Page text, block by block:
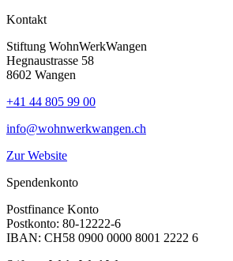
Kontakt
Stiftung WohnWerkWangen
Hegnaustrasse 58
8602 Wangen
+41 44 805 99 00
info@wohnwerkwangen.ch
Zur Website
Spendenkonto
Postfinance Konto
Postkonto: 80-12222-6
IBAN: CH58 0900 0000 8001 2222 6